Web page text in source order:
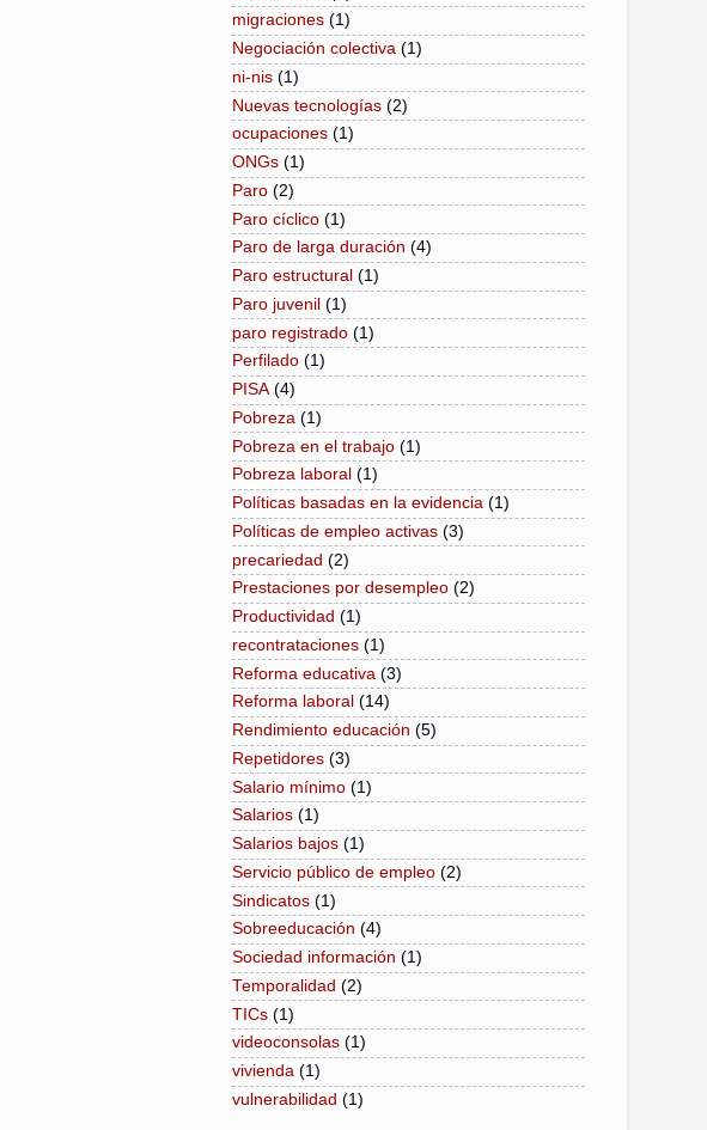
migraciones (1)
Negociación colectiva (1)
ni-nis (1)
Nuevas tecnologías (2)
ocupaciones (1)
ONGs (1)
Paro (2)
Paro cíclico (1)
Paro de larga duración (4)
Paro estructural (1)
Paro juvenil (1)
paro registrado (1)
Perfilado (1)
PISA (4)
Pobreza (1)
Pobreza en el trabajo (1)
Pobreza laboral (1)
Políticas basadas en la evidencia (1)
Políticas de empleo activas (3)
precariedad (2)
Prestaciones por desempleo (2)
Productividad (1)
recontrataciones (1)
Reforma educativa (3)
Reforma laboral (14)
Rendimiento educación (5)
Repetidores (3)
Salario mínimo (1)
Salarios (1)
Salarios bajos (1)
Servicio público de empleo (2)
Sindicatos (1)
Sobreeducación (4)
Sociedad información (1)
Temporalidad (2)
TICs (1)
videoconsolas (1)
vivienda (1)
vulnerabilidad (1)